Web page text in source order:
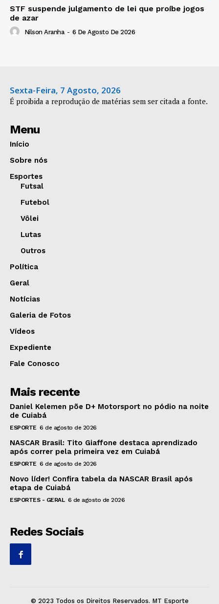
STF suspende julgamento de lei que proíbe jogos
de azar
Nilson Aranha - 6 De Agosto De 2026
Sexta-Feira, 7 Agosto, 2026
É proibida a reprodução de matérias sem ser citada a fonte.
Menu
Início
Sobre nós
Esportes
Futsal
Futebol
Vôlei
Lutas
Outros
Política
Geral
Notícias
Galeria de Fotos
Vídeos
Expediente
Fale Conosco
Mais recente
Daniel Kelemen põe D+ Motorsport no pódio na noite
de Cuiabá
ESPORTE 6 de agosto de 2026
NASCAR Brasil: Tito Giaffone destaca aprendizado
após correr pela primeira vez em Cuiabá
ESPORTE 6 de agosto de 2026
Novo líder! Confira tabela da NASCAR Brasil após
etapa de Cuiabá
ESPORTES - GERAL 6 de agosto de 2026
Redes Sociais
© 2023 Todos os Direitos Reservados. MT Esporte